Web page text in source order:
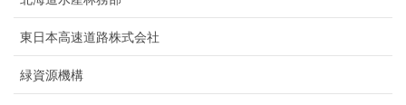
東日本高速道路株式会社
緑資源機構